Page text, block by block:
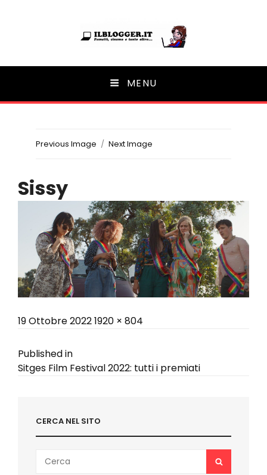
Ilblogger.it
Il portalino di blog | MENU
Previous Image Next Image
Sissy
Posted
19 Ottobre 2022Full
1920 × 804
Navigazione
articoli
Published in
Sitges Film Festival 2022: tutti i premiati
CERCA NEL SITO
for:
SEARCH